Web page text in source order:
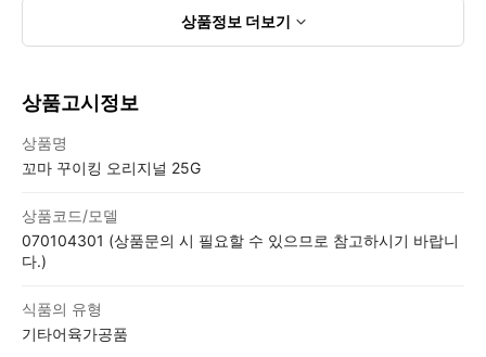
상품정보 더보기
상품고시정보
상품명
꼬마 꾸이킹 오리지널 25G
상품코드/모델
070104301 (상품문의 시 필요할 수 있으므로 참고하시기 바랍니
다.)
식품의 유형
기타어육가공품